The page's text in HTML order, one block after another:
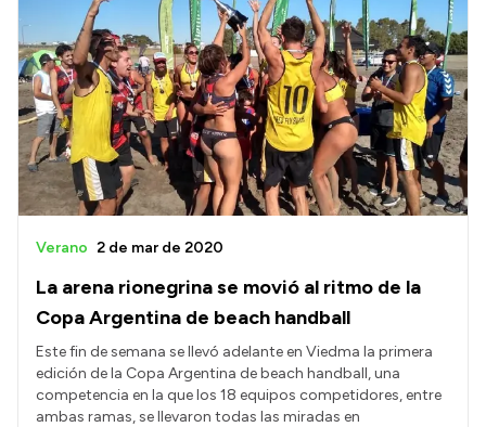
La arena rionegrina se movió al ritmo de la
Copa Argentina de beach handball
Verano 2 de mar de 2020
Este fin de semana se llevó adelante en Viedma la primera
edición de la Copa Argentina de beach handball, una
competencia en la que los 18 equipos competidores, entre
ambas ramas, se llevaron todas las miradas en